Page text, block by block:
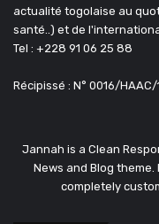
actualité togolaise au
santé..) et de
Tel : +228 91 06 25 88
Récipissé : N° 0016/
Jannah is a Clean
News and Blog
completely